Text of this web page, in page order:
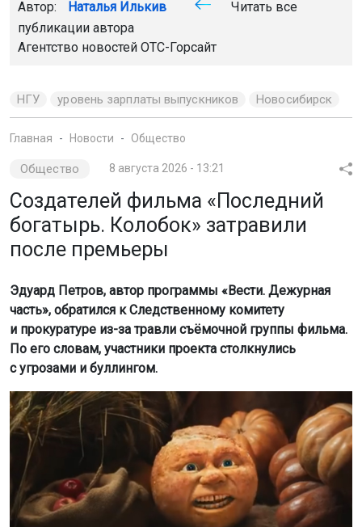
Автор: Наталья Илькив
Читать все
публикации автора
Агентство новостей ОТС-Горсайт
НГУ уровень зарплаты выпускников Новосибирск
Главная Новости Общество
Общество 8 августа 2026 - 13:21
Создателей фильма «Последний
богатырь. Колобок» затравили
после премьеры
Эдуард Петров, автор программы «Вести. Дежурная
часть», обратился к Следственному комитету
и прокуратуре из-за травли съёмочной группы фильма.
По его словам, участники проекта столкнулись
с угрозами и буллингом.